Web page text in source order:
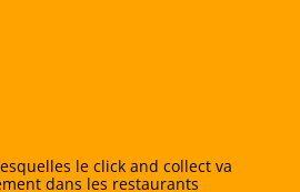
le click and collect va
dans les restaurants